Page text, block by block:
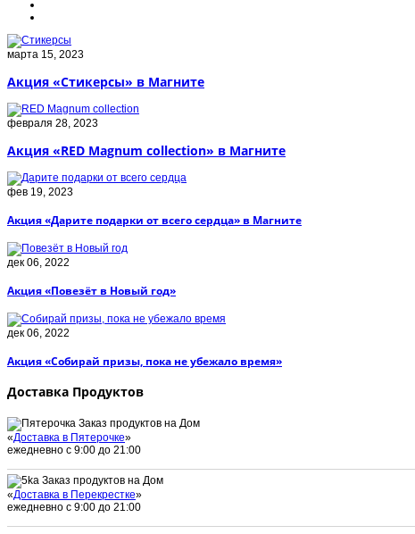
марта 15, 2023
Акция «Стикерсы» в Магните
февраля 28, 2023
Акция «RED Magnum collection» в Магните
фев 19, 2023
Акция «Дарите подарки от всего сердца» в Магните
дек 06, 2022
Акция «Повезёт в Новый год»
дек 06, 2022
Акция «Собирай призы, пока не убежало время»
Доставка Продуктов
Заказ продуктов на Дом
«Доставка в Пятерочке»
ежедневно с 9:00 до 21:00
Заказ продуктов на Дом
«Доставка в Перекрестке»
ежедневно с 9:00 до 21:00